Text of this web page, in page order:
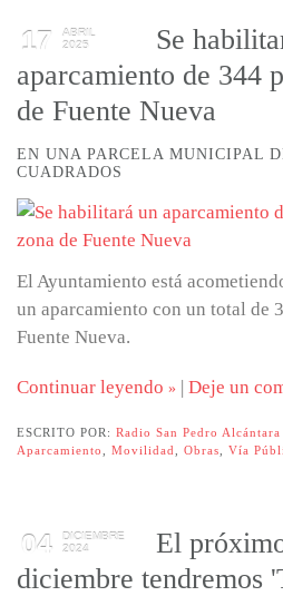
17
ABRIL
2025
Se
aparcamiento de 344
de Fuente Nueva
EN UNA PARCELA MUNICIPAL
CUADRADOS
El Ayuntamiento está
un aparcamiento con un total de
Fuente Nueva.
Continuar leyendo | Deje un
ESCRITO POR: Radio San Pedro Alcántara
Aparcamiento
Movilidad Obras Vía
04
DICIEMBRE
2024
El
diciembre tendremos